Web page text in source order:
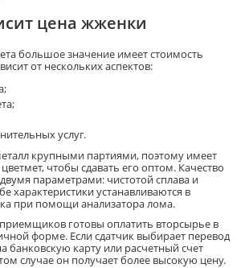
цена жженки
большое значение имеет стоимость
от нескольких аспектов:
услуг.
крупными партиями, поэтому имеет
чтобы сдавать его оптом. Качество
параметрами: чистотой сплава и
характеристики устанавливаются в
при помощи анализатора лома.
готовы оплатить вторсырье в
форме. Если сдатчик выбирает перевод
банковскую карту или расчетный счет
случае он получает более высокую цену.